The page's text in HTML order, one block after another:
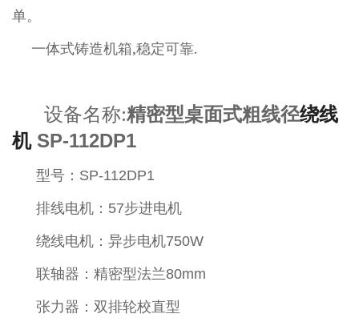
单。
一体式铸造机箱,稳定可靠.
设备名称:精密型桌面式粗线径绕线
机SP-112DP1
型号：SP-112DP1
排线电机：57步进电机
绕线电机：异步电机750W
联轴器：精密型法兰80mm
张力器：双排轮校直型